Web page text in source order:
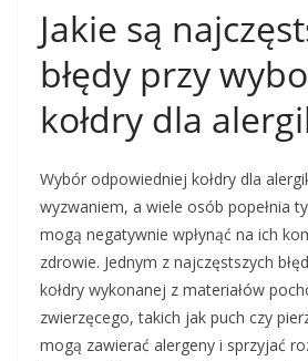
Jakie są
błędy przy
kołdry dla
Wybór odpowiedniej kołdry dla
wyzwaniem, a wiele osób popełnia
mogą negatywnie wpłynąć na ich
zdrowie. Jednym z najczęstszych
kołdry wykonanej z materiałów
zwierzęcego, takich jak puch czy
mogą zawierać alergeny i sprzyjać